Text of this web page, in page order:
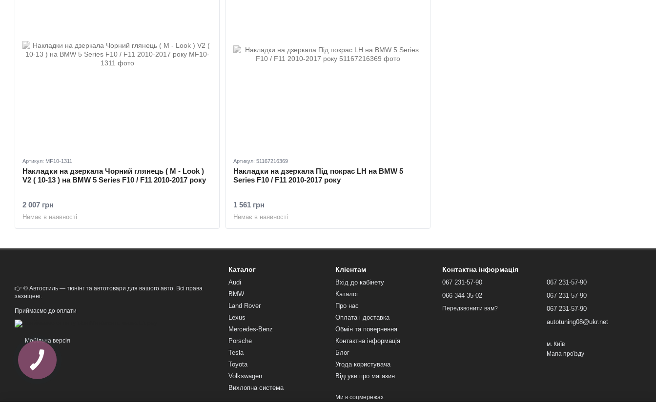
Артикул: MF10-1311
Накладки на дзеркала Чорний глянець ( M - Look )
V2 ( 10-13 ) на BMW 5 Series F10 / F11 2010-2017 року
2 007 грн
Немає в наявності
Артикул: 51167216369
Накладки на дзеркала Під покрас LH на BMW 5
Series F10 / F11 2010-2017 року
1 561 грн
Немає в наявності
👉 © Автостиль — тюнінг та автотовари для вашого авто. Всі права
захищені.
Приймаємо до оплати
Мобільна версія
Каталог
Audi
BMW
Land Rover
Lexus
Mercedes-Benz
Porsche
Tesla
Toyota
Volkswagen
Вихлопна система
Клієнтам
Вхід до кабінету
Каталог
Про нас
Оплата і доставка
Обмін та повернення
Контактна інформація
Блог
Угода користувача
Відгуки про магазин
Ми в соцмережах
Контактна інформація
067 231-57-90
066 344-35-02
Передзвонити вам?
067 231-57-90
067 231-57-90
067 231-57-90
autotuning08@ukr.net
м. Київ
Мапа проїзду